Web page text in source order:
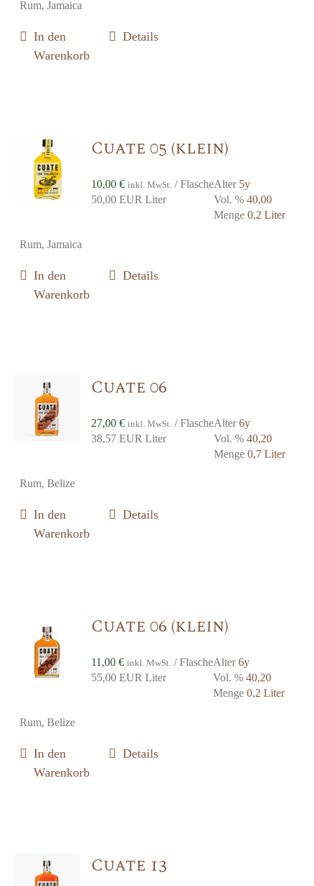
Rum, Jamaica
In den
Warenkorb
Details
Cuate 05 (klein)
10,00€ inkl. MwSt. / Flasche
50,00 EUR Liter
Alter 5y
Vol. %40,00
Menge0,2 Liter
Rum, Jamaica
In den
Warenkorb
Details
Cuate 06
27,00€ inkl. MwSt. / Flasche
38,57 EUR Liter
Alter6y
Vol. %40,20
Menge0,7 Liter
Rum, Belize
In den
Warenkorb
Details
Cuate 06 (klein)
11,00€ inkl. MwSt. / Flasche
55,00 EUR Liter
Alter6y
Vol. %40,20
Menge0,2 Liter
Rum, Belize
In den
Warenkorb
Details
Cuate 13